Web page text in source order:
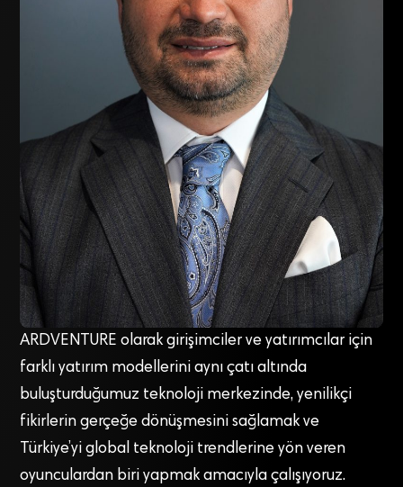
ARDVENTURE olarak girişimciler ve yatırımcılar için
farklı yatırım modellerini aynı çatı altında
buluşturduğumuz teknoloji merkezinde, yenilikçi
fikirlerin gerçeğe dönüşmesini sağlamak ve
Türkiye’yi global teknoloji trendlerine yön veren
oyunculardan biri yapmak amacıyla çalışıyoruz.